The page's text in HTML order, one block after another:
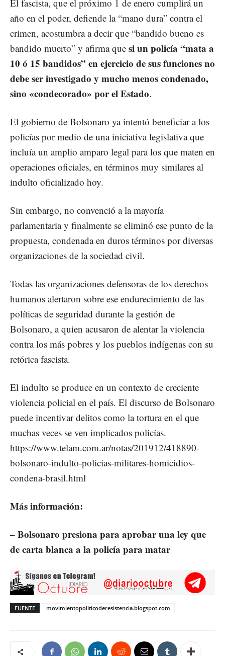
El fascista, que el próximo 1 de enero cumplirá un
año en el poder, defiende la “mano dura” contra el
crimen, acostumbra a decir que “bandido bueno es
bandido muerto” y afirma que si un policía “mata a
10 ó 15 bandidos” en ejercicio de sus funciones no
debe ser investigado y mucho menos condenado,
sino «condecorado» por el Estado.
El gobierno de Bolsonaro ya intentó beneficiar a los
policías por medio de una iniciativa legislativa que
incluía un amplio amparo legal para los que maten en
operaciones oficiales, en términos muy similares al
indulto oficializado hoy.
Sin embargo, no convenció a la mayoría
parlamentaria y finalmente se eliminó ese punto de la
propuesta, condenada en duros términos por diversas
organizaciones de la sociedad civil.
Todas las organizaciones defensoras de los derechos
humanos alertaron sobre ese endurecimiento de las
políticas de seguridad durante la gestión de
Bolsonaro, a quien acusaron de alentar la violencia
contra los más pobres y los pueblos indígenas con su
retórica fascista.
El indulto se produce en un contexto de creciente
violencia policial en el país. El discurso de Bolsonaro
puede incentivar delitos como la tortura en el que
muchas veces se ven implicados policías.
https://www.telam.com.ar/notas/201912/418890-
bolsonaro-indulto-policias-militares-homicidios-
condena-brasil.html
Más información:
– Bolsonaro presiona para aprobar una ley que
de carta blanca a la policía para matar
FUENTE movimientopoliticoderesistencia.blogspot.com